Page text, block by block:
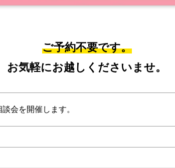
ご予約不要です。
お気軽にお越しくださいませ。
会を開催します。